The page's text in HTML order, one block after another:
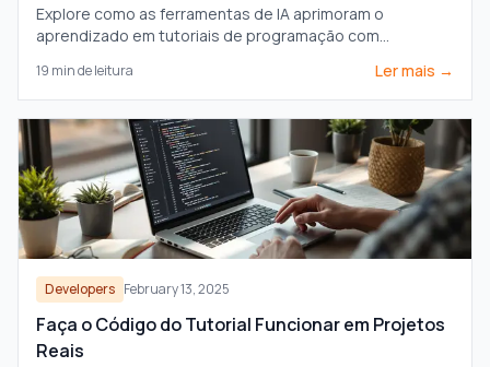
Explore como as ferramentas de IA aprimoram o
aprendizado em tutoriais de programação com
caminhos de aprendizado personalizados.
19 min de leitura Ler mais →
Developers February 13, 2025
Faça o Código do Tutorial Funcionar em Projetos
Reais